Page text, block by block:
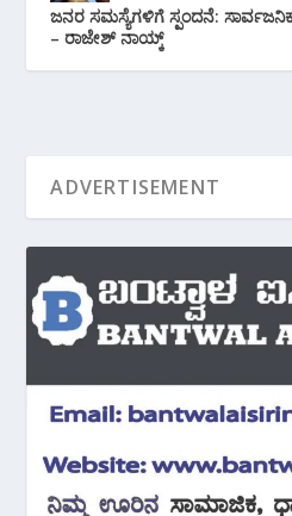
ಜನರ ಸಮಸ್ಯೆಗಳಿಗೆ ಸ್ಪಂದನೆ:
– ರಾಜೇಶ್ ನಾಯ್ಕ್